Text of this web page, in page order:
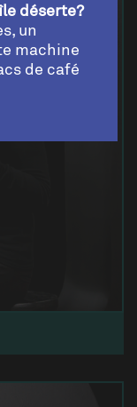
déserte?
un
machine
de café